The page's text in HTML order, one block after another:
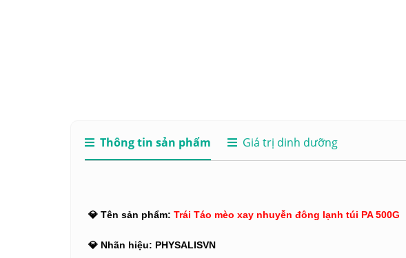
Thông tin sản phẩm Giá trị dinh dưỡng
💎 Tên sản phẩm: Trái Táo mèo xay nhuyễn đông lạnh túi PA 500G
💎 Nhãn hiệu: PHYSALISVN